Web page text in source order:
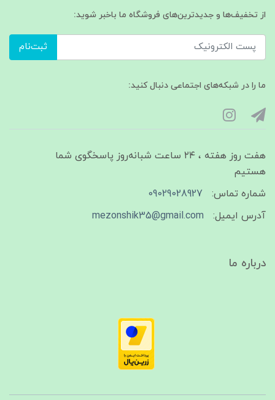
از تخفیف‌ها و جدیدترین‌های فروشگاه ما باخبر شوید:
ثبت‌نام
ما را در شبکه‌های اجتماعی دنبال کنید:
هفت روز هفته ، ۲۴ ساعت شبانه‌روز پاسخگوی شما
هستیم
شماره تماس:
09029028927
آدرس ایمیل:
mezonshik35@gmail.com
درباره ما